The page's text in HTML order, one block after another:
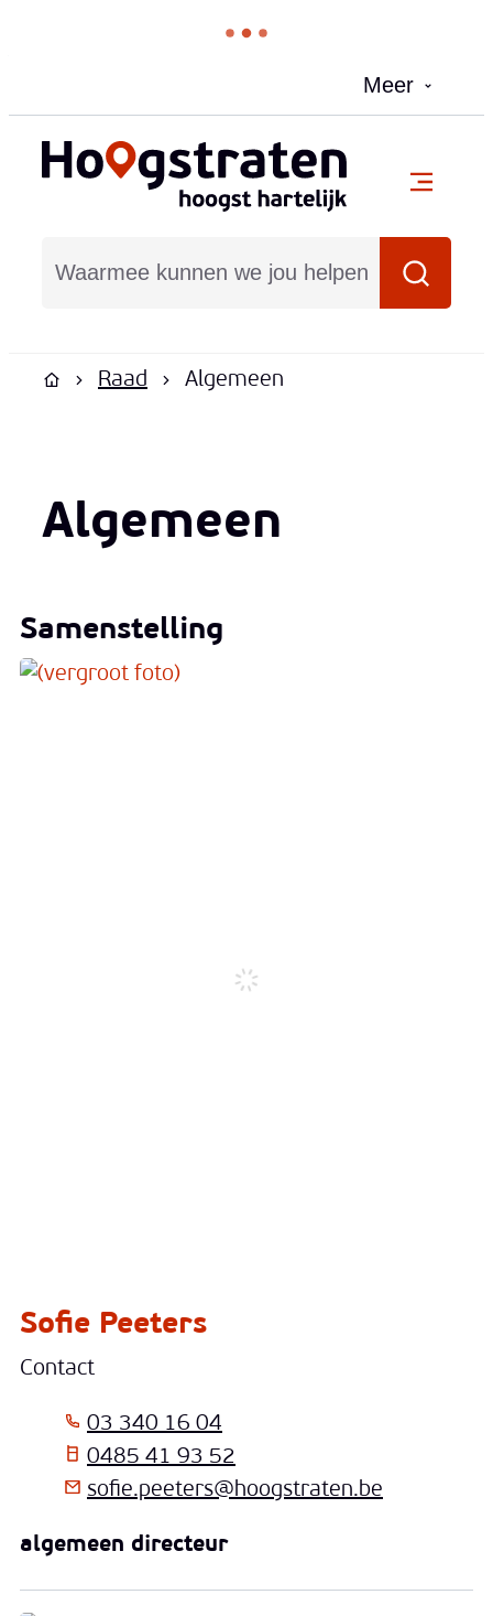
Meer
Hoogstraten
Zoeken
menu
Startpagina
Raad Algemeen
Algemeen
Samenstelling
Sofie Peeters
Contact
03 340 16 04
0485 41 93 52
E-mailsofie.peeters@hoogstraten.be
Functies
algemeen directeur